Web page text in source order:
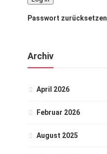
Passwort zurücksetzen
Archiv
April 2026
Februar 2026
August 2025